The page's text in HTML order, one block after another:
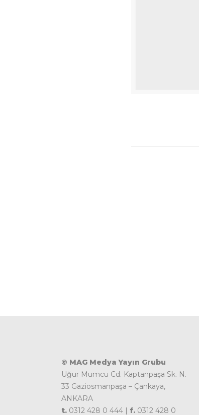
© MAG Medya Yayın Grubu
Uğur Mumcu Cd. Kaptanpaşa Sk. N.
33 Gaziosmanpaşa – Çankaya,
ANKARA
t. 0312 428 0 444 | f. 0312 428 0